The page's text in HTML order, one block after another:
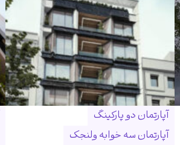
آپارتمان دو پارکینگ
آپارتمان سه خوابه ولنجک